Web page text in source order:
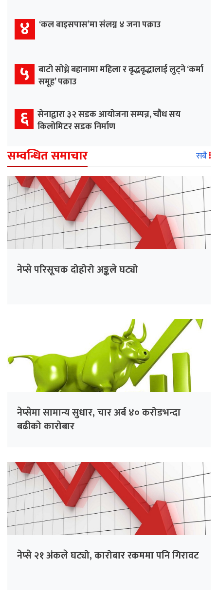
४ ‘कल बाइसपास’मा संलग्न ४ जना पक्राउ
५ बाटो सोध्ने बहानामा महिला र वृद्धवृद्धालाई लुट्ने ‘कर्मा
समूह’ पक्राउ
६ सेनाद्वारा ३२ सडक आयोजना सम्पन्न, चौध सय
किलोमिटर सडक निर्माण
सम्वन्धित समाचार सबै
नेप्से परिसूचक दोहोरो अङ्कले घट्यो
नेप्सेमा सामान्य सुधार, चार अर्ब ४० करोडभन्दा
बढीको कारोबार
नेप्से २१ अंकले घट्यो, कारोबार रकममा पनि गिरावट